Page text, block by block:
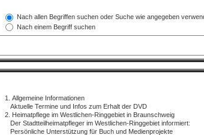
Nach allen Begriffen suchen oder Suche wie angegeben
Nach einem Begriff suchen